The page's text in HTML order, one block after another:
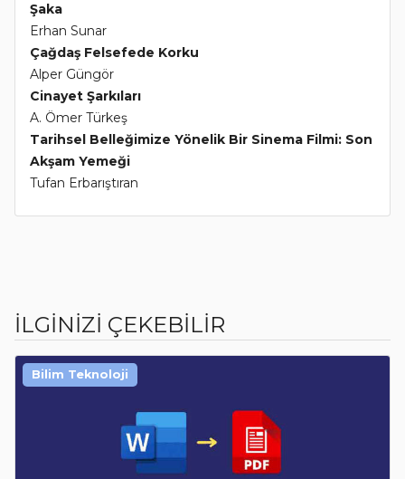
Şaka
Erhan Sunar
Çağdaş Felsefede Korku
Alper Güngör
Cinayet Şarkıları
A. Ömer Türkeş
Tarihsel Belleğimize Yönelik Bir Sinema Filmi: Son
Akşam Yemeği
Tufan Erbarıştıran
İLGİNİZİ ÇEKEBİLİR
Bilim Teknoloji